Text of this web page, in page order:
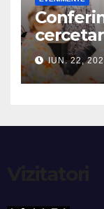
IUN. 22,